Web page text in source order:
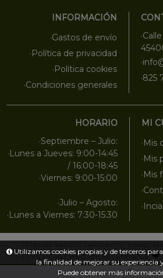
INFORMACIÓN
·Gastos de envío
·Política de privacidad
·Política cookies
·Condiciones generales
·825
HORARIO
·Septiembre – Julio:
·Lunes a Jueves: 9:00-14:45
/ 16:00-18:45
·Viernes: 9:00-15:00
·Julio – Agosto:
·Lunes a Viernes: 7:30-15:30
MI
·Mis
·Mis
·Mis
2026POWERED BY SELLFORGE
Utilizamos cookies propias y de terceros
la finalidad de mejorar su experiencia
Puede obtener más